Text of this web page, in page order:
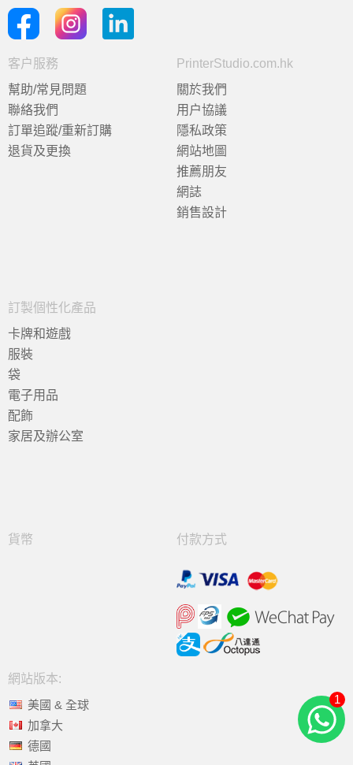
客户服務
幫助/常見問題
聯絡我們
訂單追蹤/重新訂購
退貨及更換
PrinterStudio.com.hk
關於我們
用户協議
隱私政策
網站地圖
推薦朋友
網誌
銷售設計
訂製個性化產品
卡牌和遊戲
服裝
袋
電子用品
配飾
家居及辦公室
貨幣 付款方式
網站版本:
美國 & 全球
加拿大
德國
1